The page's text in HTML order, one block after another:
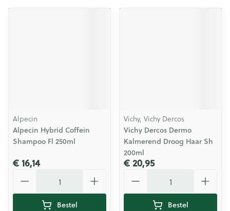
Alpecin
Alpecin Hybrid Coffein
Shampoo Fl 250ml
€ 16,14
Bestel
Vichy, Vichy Dercos
Vichy Dercos Dermo
Kalmerend Droog Haar Sh
200ml
€ 20,95
Bestel